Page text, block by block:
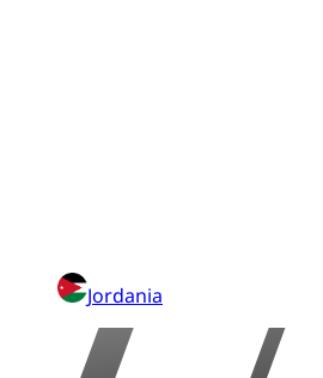
Jordania